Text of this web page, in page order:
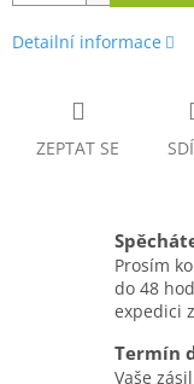
Detailní informace
ZEPTAT SE
Prosím
do 48
expedici
Termín
Vaše